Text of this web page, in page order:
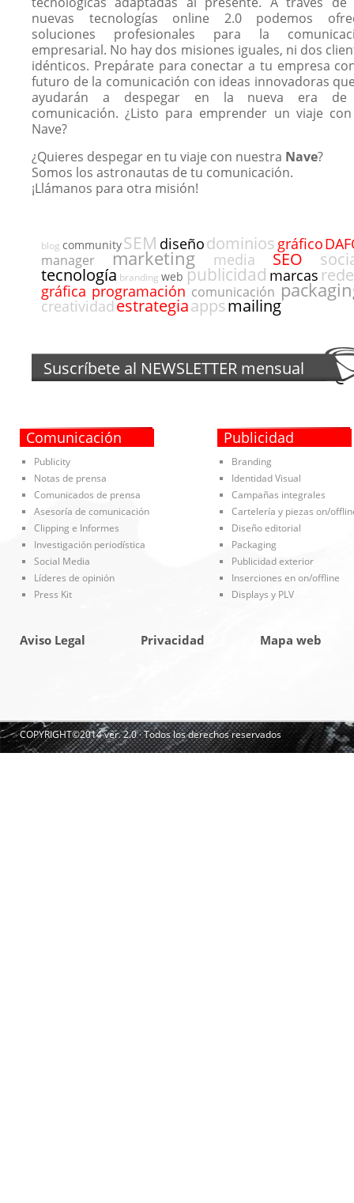
nuevas tecnologías online 2.0 podemos
soluciones profesionales para la
empresarial. No hay dos misiones iguales, ni dos
idénticos. Prepárate para conectar a tu empresa
futuro de la comunicación con ideas innovadoras
ayudarán a despegar en la nueva era
comunicación. ¿Listo para emprender un viaje
Nave?
¿Quieres despegar en tu viaje con nuestra Nave?
Somos los astronautas de tu comunicación.
¡Llámanos para otra misión!
blog communitySEM diseñodominios gráfico
manager marketing media SEO
tecnología branding web publicidad marcas
gráfica programación comunicación
creatividadestrategiaappsmailing
Suscríbete al NEWSLETTER mensual
Comunicación
Publicity
Notas de prensa
Comunicados de prensa
Asesoría de comunicación
Clipping e Informes
Investigación periodística
Social Media
Líderes de opinión
Press Kit
Publicidad
Branding
Identidad Visual
Campañas integrales
Cartelería y piezas on/
Diseño editorial
Packaging
Publicidad exterior
Inserciones en on/offline
Displays y PLV
Aviso Legal Privacidad Mapa web
COPYRIGHT©2014 ver. 2.0 · Todos los derechos reservados